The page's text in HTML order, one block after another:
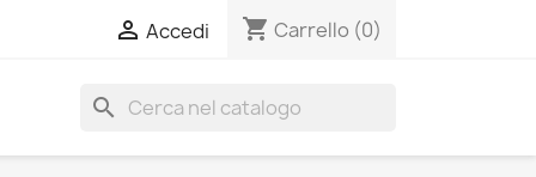
 Accedi shopping_cart Carrello (0)
search